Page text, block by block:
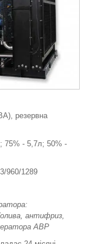
резервна
75% - 5,7л; 50% -
960/1289
антифриз,
АВР